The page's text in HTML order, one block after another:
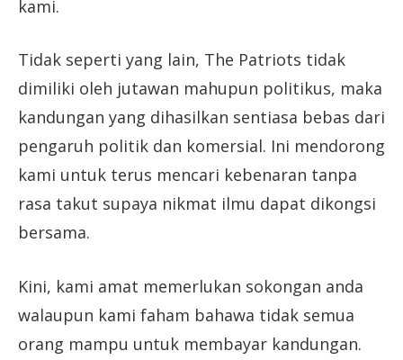
kami.
Tidak seperti yang lain, The Patriots tidak
dimiliki oleh jutawan mahupun politikus, maka
kandungan yang dihasilkan sentiasa bebas dari
pengaruh politik dan komersial. Ini mendorong
kami untuk terus mencari kebenaran tanpa
rasa takut supaya nikmat ilmu dapat dikongsi
bersama.
Kini, kami amat memerlukan sokongan anda
walaupun kami faham bahawa tidak semua
orang mampu untuk membayar kandungan.